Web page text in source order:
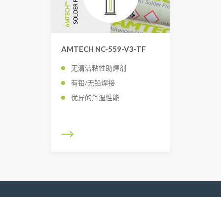
AMTECH NC-559-V3-TF
无清洁粘性助焊剂
有铅/无铅焊接
优异的润湿性能